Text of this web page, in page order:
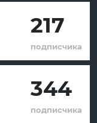
217
подписчика
344
подписчика